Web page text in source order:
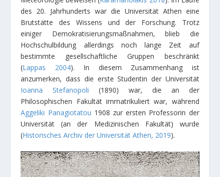
des 20. Jahrhunderts war die Universität Athen eine
Brutstätte des Wissens und der Forschung. Trotz
einiger Demokratisierungsmaßnahmen, blieb die
Hochschulbildung allerdings noch lange Zeit auf
bestimmte gesellschaftliche Gruppen beschränkt
(Lappas 2004). In diesem Zusammenhang ist
anzumerken, dass die erste Studentin der Universität
Ioanna Stefanopoli (1890) war, die an der
Philosophischen Fakultät immatrikuliert war, während
Aggeliki Panagiotatou 1908 zur ersten Professorin der
Universität (an der Medizinischen Fakultät) wurde
(Historisches Archiv der Universität Athen, 2019).